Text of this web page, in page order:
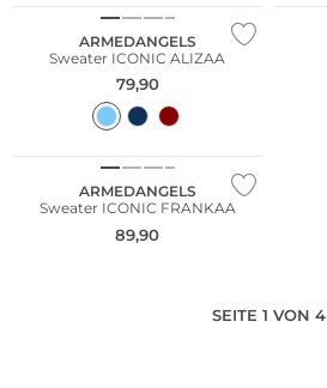
ARMEDANGELS
Sweater ICONIC ALIZAA
79,90
ARMEDANGELS
Sweater ICONIC FRANKAA
89,90
SEITE 1 VON 4